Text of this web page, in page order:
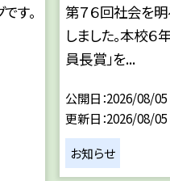
す。
第７６回社会を
しました。本校６
員長賞」を...
公開日 2026/08/05
更新日 2026/08/05
お知らせ